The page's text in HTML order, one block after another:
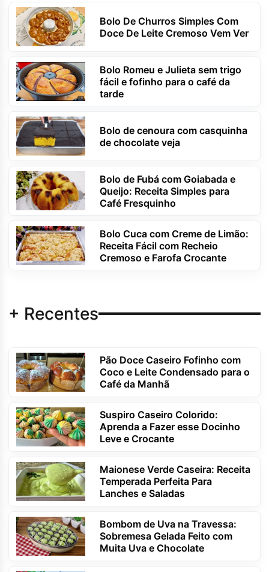
Bolo De Churros Simples Com
Doce De Leite Cremoso Vem Ver
Bolo Romeu e Julieta sem trigo
fácil e fofinho para o café da
tarde
Bolo de cenoura com casquinha
de chocolate veja
Bolo de Fubá com Goiabada e
Queijo: Receita Simples para
Café Fresquinho
Bolo Cuca com Creme de Limão:
Receita Fácil com Recheio
Cremoso e Farofa Crocante
+ Recentes
Pão Doce Caseiro Fofinho com
Coco e Leite Condensado para o
Café da Manhã
Suspiro Caseiro Colorido:
Aprenda a Fazer esse Docinho
Leve e Crocante
Maionese Verde Caseira: Receita
Temperada Perfeita Para
Lanches e Saladas
Bombom de Uva na Travessa:
Sobremesa Gelada Feito com
Muita Uva e Chocolate